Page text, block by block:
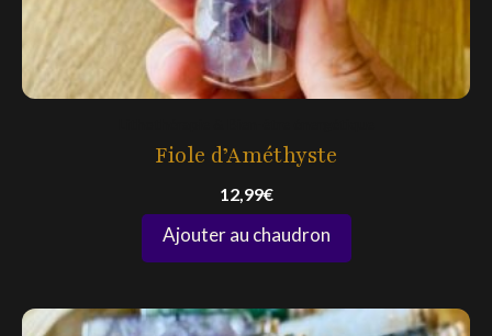
Fiole d’Améthyste
12,99€